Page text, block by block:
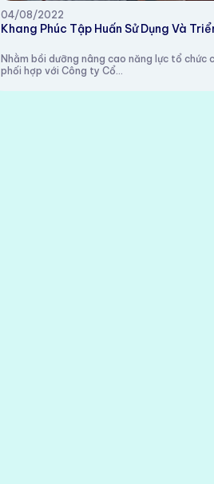
04/08/2022
Khang Phúc Tập Huấn Sử Dụng Và
Nhằm bồi dưỡng nâng cao năng lực tổ
phối hợp với Công ty Cổ...